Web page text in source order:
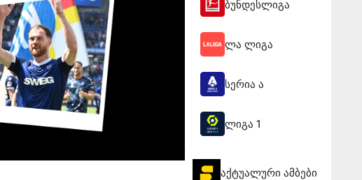
ბუნდესლიგა
ლა ლიგა
სერია ა
ლიგა 1
აქტუალური ამბები